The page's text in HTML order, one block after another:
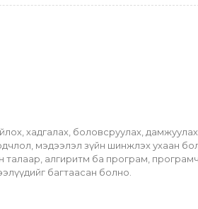
хадгалах, боловсруулах,
мэдээлэл зүйн шинжлэх ухаан
алгиритм ба програм,
багтаасан болно.